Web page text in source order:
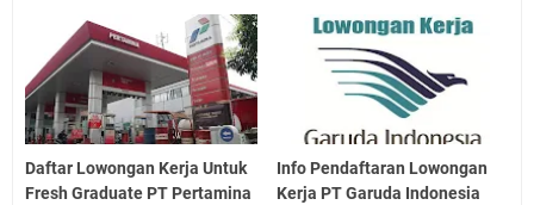
Daftar Lowongan Kerja Untuk
Fresh Graduate PT Pertamina
Info Pendaftaran Lowongan
Kerja PT Garuda Indonesia